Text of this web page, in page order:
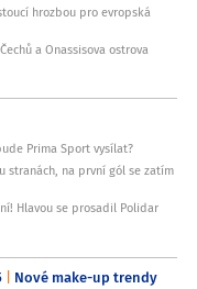
hrozbou pro evropská
a Onassisova ostrova
Prima Sport vysílat?
stranách, na první gól se zatím
Hlavou se prosadil Polidar
Nové make-up trendy